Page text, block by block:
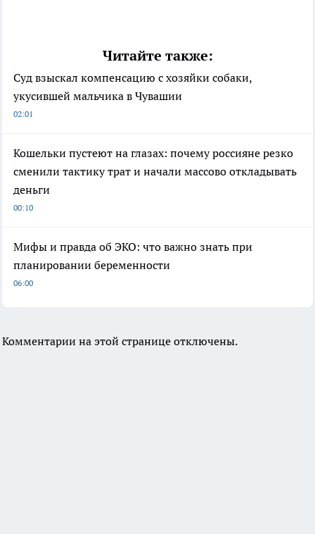
Читайте также:
Суд взыскал компенсацию с хозяйки собаки,
укусившей мальчика в Чувашии
02:01
Кошельки пустеют на глазах: почему россияне резко
сменили тактику трат и начали массово откладывать
деньги
00:10
Мифы и правда об ЭКО: что важно знать при
планировании беременности
06:00
Комментарии на этой странице отключены.